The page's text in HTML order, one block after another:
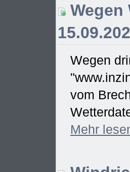
Wegen
vom
Mehr